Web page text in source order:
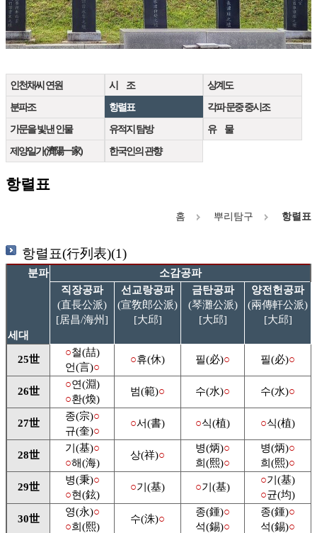
인천채씨 연원 시 조
상계도
분파조
항렬표
각파 문중 중시조
가문을 빛낸 인물
유적지 탐방
유 물
제양일가(濟陽一家)
한국인의 관향
항렬표
홈 뿌리탐구 항렬표
항렬표(行列表)(1)
분파 소감공파
세대
직장공파
(直長公派)
[居昌/海州]
선교랑공파
(宣敎郎公派)
[大邱]
금탄공파
(琴灘公派)
[大邱]
양전헌공파
(兩傳軒公派)
[大邱]
25世
○철(喆)
언(言)○
○휴(休) 필(必)○ 필(必)○
26世
○연(淵)
○환(煥)
범(範)○ 수(水)○ 수(水)○
27世
종(宗)○
규(奎)○
○서(書) ○식(植) ○식(植)
28世
기(基)○
○해(海)
상(祥)○
병(炳)○
희(熙)○
병(炳)○
희(熙)○
29世
병(秉)○
○현(鉉)
○기(基) ○기(基)
○기(基)
○균(均)
30世
영(永)○
○희(熙)
수(洙)○
종(鍾)○
석(錫)○
종(鍾)○
석(錫)○